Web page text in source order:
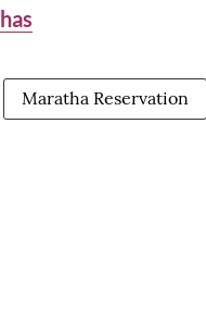
Maratha Reservation